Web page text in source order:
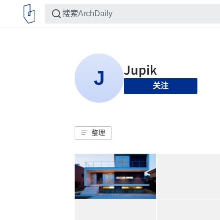
关注
整理